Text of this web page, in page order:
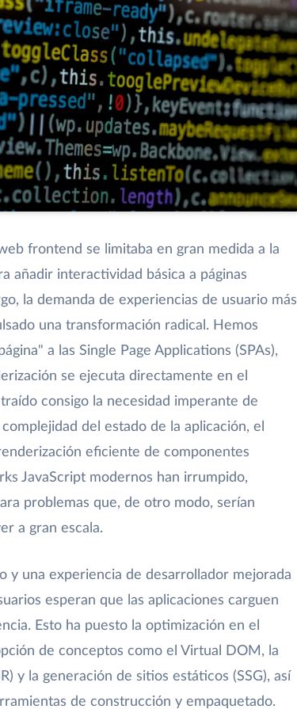
frontend se limitaba en gran medida a la
añadir interactividad básica a páginas
la demanda de experiencias de usuario más
una transformación radical. Hemos
a las Single Page Applications (SPAs),
se ejecuta directamente en el
consigo la necesidad imperante de
del estado de la aplicación, el
eficiente de componentes
JavaScript modernos han irrumpido,
problemas que, de otro modo, serían
a gran escala.
y una experiencia de desarrollador mejorada
esperan que las aplicaciones carguen
Esto ha puesto la optimización en el
de conceptos como el Virtual DOM, la
y la generación de sitios estáticos (SSG), así
de construcción y empaquetado.